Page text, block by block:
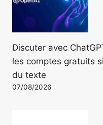
Discuter avec
les comptes gratuits
du texte
07/08/2026